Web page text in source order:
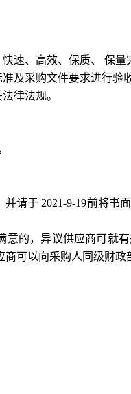
速、高效、保质、
保量
及采购文件要求进行验收
律法规。
并请于 2021-9-19前将书
的，异议供应商可就
可以向采购人同级财政